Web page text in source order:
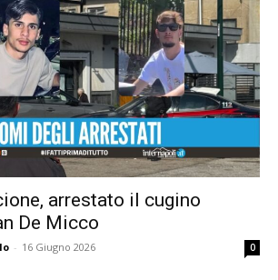
arrestato il cugino
De Micco
- 16 Giugno 2026 0